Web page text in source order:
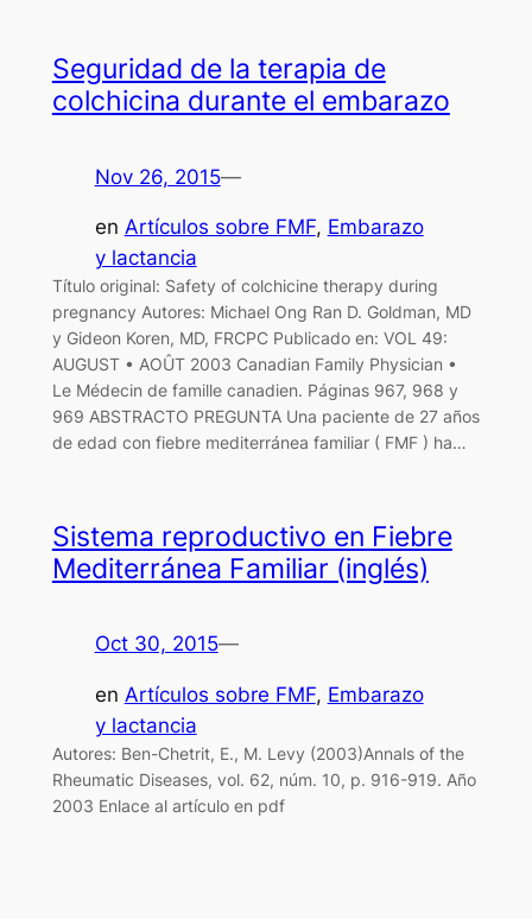
Seguridad de la terapia de
colchicina durante el embarazo
Nov 26, 2015—
en Artículos sobre FMF, Embarazo
y lactancia
Título original: Safety of colchicine therapy during
pregnancy Autores: Michael Ong Ran D. Goldman, MD
y Gideon Koren, MD, FRCPC Publicado en: VOL 49:
AUGUST • AOÛT 2003 Canadian Family Physician •
Le Médecin de famille canadien. Páginas 967, 968 y
969 ABSTRACTO PREGUNTA Una paciente de 27 años
de edad con fiebre mediterránea familiar ( FMF ) ha…
Sistema reproductivo en Fiebre
Mediterránea Familiar (inglés)
Oct 30, 2015—
en Artículos sobre FMF, Embarazo
y lactancia
Autores: Ben-Chetrit, E., M. Levy (2003)Annals of the
Rheumatic Diseases, vol. 62, núm. 10, p. 916-919. Año
2003 Enlace al artículo en pdf